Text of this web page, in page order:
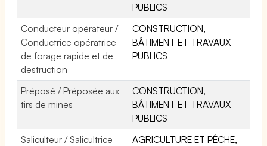
PUBLICS
Conducteur opérateur /
Conductrice opératrice
de forage rapide et de
destruction
CONSTRUCTION,
BÂTIMENT ET TRAVAUX
PUBLICS
Préposé / Préposée aux
tirs de mines
CONSTRUCTION,
BÂTIMENT ET TRAVAUX
PUBLICS
Saliculteur / Salicultrice
AGRICULTURE ET PÊCHE,